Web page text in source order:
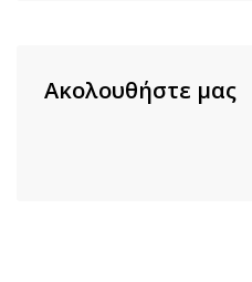
Ακολουθήστε μας